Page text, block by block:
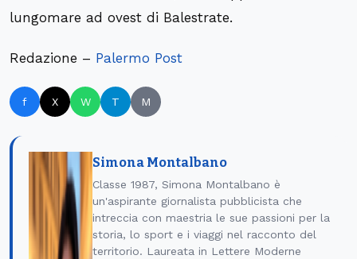
lungomare ad ovest di Balestrate.
Redazione – Palermo Post
f X W T M
Simona Montalbano
Classe 1987, Simona Montalbano è
un'aspirante giornalista pubblicista che
intreccia con maestria le sue passioni per la
storia, lo sport e i viaggi nel racconto del
territorio. Laureata in Lettere Moderne